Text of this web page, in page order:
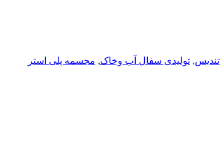
تندیس, تولیدی سفال آب وخاک, مجسمه پلی استر